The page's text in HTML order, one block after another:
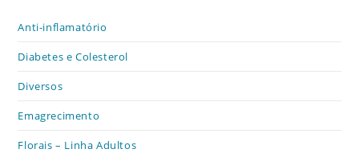
Anti-inflamatório
Diabetes e Colesterol
Diversos
Emagrecimento
Florais – Linha Adultos